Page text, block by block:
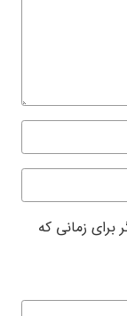
برای زمانی که